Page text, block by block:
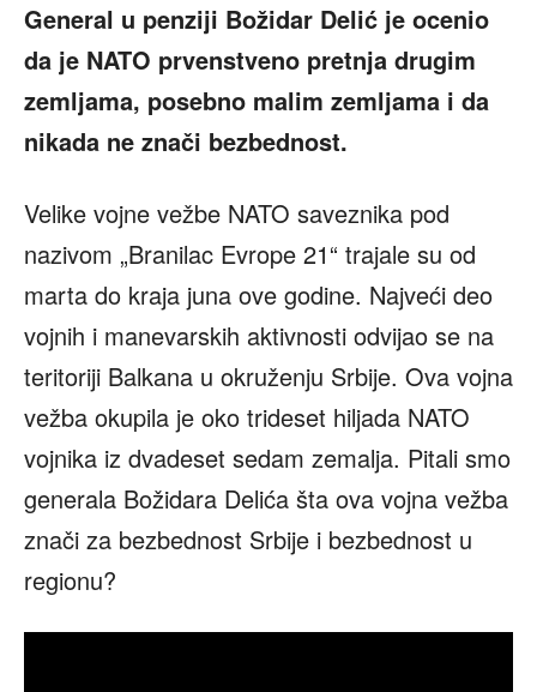
General u penziji Božidar Delić je ocenio
da je NATO prvenstveno pretnja drugim
zemljama, posebno malim zemljama i da
nikada ne znači bezbednost.
Velike vojne vežbe NATO saveznika pod
nazivom „Branilac Evrope 21“ trajale su od
marta do kraja juna ove godine. Najveći deo
vojnih i manevarskih aktivnosti odvijao se na
teritoriji Balkana u okruženju Srbije. Ova vojna
vežba okupila je oko trideset hiljada NATO
vojnika iz dvadeset sedam zemalja. Pitali smo
generala Božidara Delića šta ova vojna vežba
znači za bezbednost Srbije i bezbednost u
regionu?